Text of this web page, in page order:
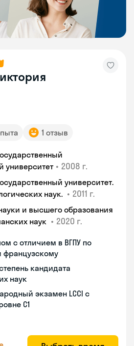
1 отзыв
университет • 2008 г.
университет.
наук. • 2011 г.
и высшего образования
наук • 2020 г.
с отличием в ВГПУ по
французскому
кандидата
наук
экзамен LCCI с
C1